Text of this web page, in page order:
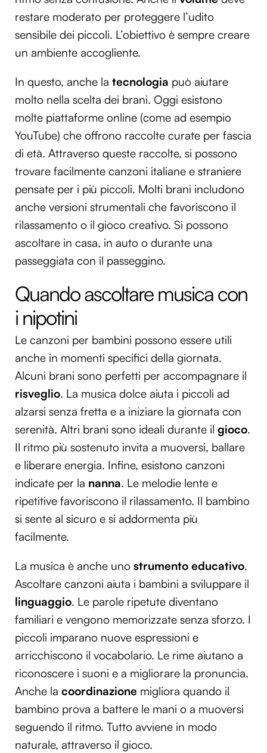
restare moderato per proteggere l’udito
sensibile dei piccoli. L’obiettivo è sempre creare
un ambiente accogliente.
In questo, anche la tecnologia può aiutare
molto nella scelta dei brani. Oggi esistono
molte piattaforme online (come ad esempio
YouTube) che offrono raccolte curate per fascia
di età. Attraverso queste raccolte, si possono
trovare facilmente canzoni italiane e straniere
pensate per i più piccoli. Molti brani includono
anche versioni strumentali che favoriscono il
rilassamento o il gioco creativo. Si possono
ascoltare in casa, in auto o durante una
passeggiata con il passeggino.
Quando ascoltare musica con
i nipotini
Le canzoni per bambini possono essere utili
anche in momenti specifici della giornata.
Alcuni brani sono perfetti per accompagnare il
risveglio. La musica dolce aiuta i piccoli ad
alzarsi senza fretta e a iniziare la giornata con
serenità. Altri brani sono ideali durante il gioco.
Il ritmo più sostenuto invita a muoversi, ballare
e liberare energia. Infine, esistono canzoni
indicate per la nanna. Le melodie lente e
ripetitive favoriscono il rilassamento. Il bambino
si sente al sicuro e si addormenta più
facilmente.
La musica è anche uno strumento educativo.
Ascoltare canzoni aiuta i bambini a sviluppare il
linguaggio. Le parole ripetute diventano
familiari e vengono memorizzate senza sforzo. I
piccoli imparano nuove espressioni e
arricchiscono il vocabolario. Le rime aiutano a
riconoscere i suoni e a migliorare la pronuncia.
Anche la coordinazione migliora quando il
bambino prova a battere le mani o a muoversi
seguendo il ritmo. Tutto avviene in modo
naturale, attraverso il gioco.